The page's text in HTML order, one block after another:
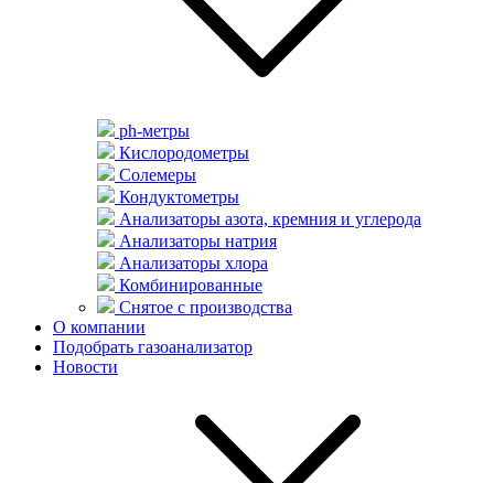
ph-метры
Кислородометры
Солемеры
Кондуктометры
Анализаторы азота, кремния и углерода
Анализаторы натрия
Анализаторы хлора
Комбинированные
Снятое с производства
О компании
Подобрать газоанализатор
Новости